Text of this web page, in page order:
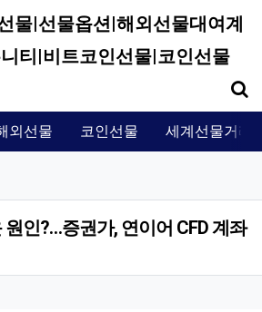
물|선물옵션|해외선물대여계
티|비트코인선물|코인선물
외선물 코인선물 세계선물거래
원인?…증권가, 연이어 CFD 계좌